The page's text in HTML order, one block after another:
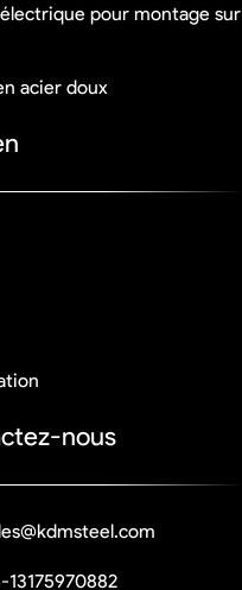
pour montage sur
acier doux
nous
13175970882